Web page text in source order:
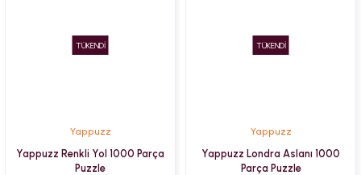
TÜKENDİ
Yappuzz
Yappuzz Renkli Yol 1000 Parça
Puzzle
TÜKENDİ
Yappuzz
Yappuzz Londra Aslanı 1000
Parça Puzzle